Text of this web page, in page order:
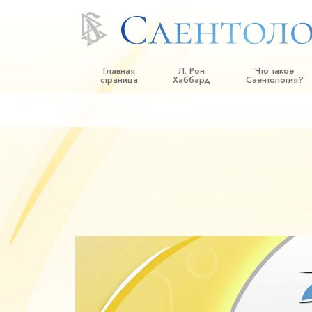
Главная
страница
Л. Рон
Хаббард
Что такое
Саентология?
Внутри церкви
Основные
Введение в